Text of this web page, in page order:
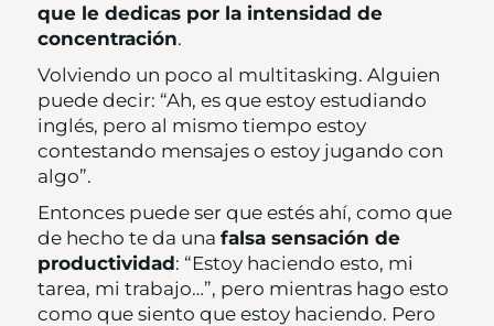
que le dedicas por la intensidad de
concentración.
Volviendo un poco al multitasking. Alguien
puede decir: “Ah, es que estoy estudiando
inglés, pero al mismo tiempo estoy
contestando mensajes o estoy jugando con
algo”.
Entonces puede ser que estés ahí, como que
de hecho te da una falsa sensación de
productividad: “Estoy haciendo esto, mi
tarea, mi trabajo…”, pero mientras hago esto
como que siento que estoy haciendo. Pero